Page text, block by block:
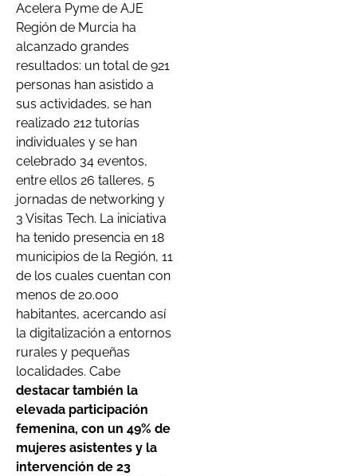
Acelera Pyme de AJE
Región de Murcia ha
alcanzado grandes
resultados: un total de 921
personas han asistido a
sus actividades, se han
realizado 212 tutorías
individuales y se han
celebrado 34 eventos,
entre ellos 26 talleres, 5
jornadas de networking y
3 Visitas Tech. La iniciativa
ha tenido presencia en 18
municipios de la Región, 11
de los cuales cuentan con
menos de 20.000
habitantes, acercando así
la digitalización a entornos
rurales y pequeñas
localidades. Cabe
destacar también la
elevada participación
femenina, con un 49% de
mujeres asistentes y la
intervención de 23